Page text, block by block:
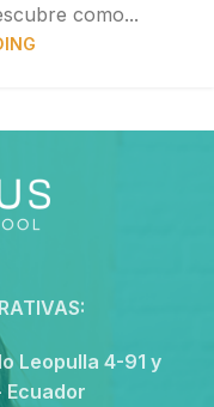
como...
Leopulla 4-91 y
Ecuador